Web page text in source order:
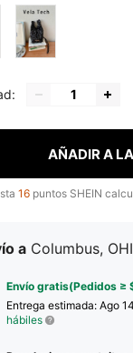
AÑADIR A
16 puntos SHEIN
a Columbus,
Envío gratis(Pedidos ≥
Entrega estimada: Ago
hábiles